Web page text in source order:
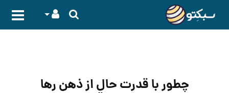
چطور با قدرت حال از ذهن رها